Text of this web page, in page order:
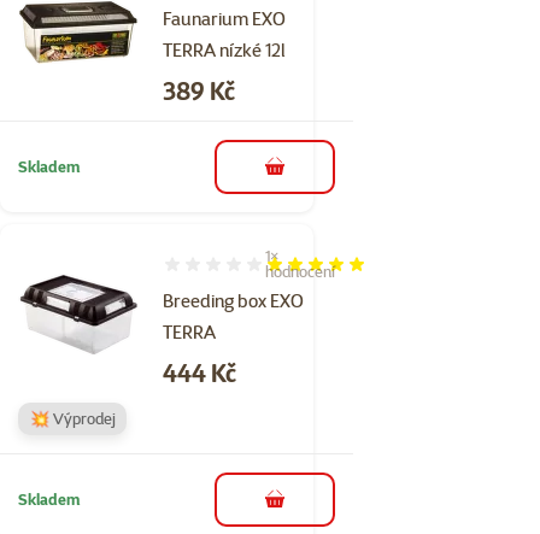
Faunarium EXO
TERRA nízké 12l
Cena
389 Kč
Skladem do košíku
Breeding box EXO
TERRA
Hodnocení 100%, počet hodnocení: 1
1×
hodnocení
Cena
444 Kč
💥 Výprodej
Skladem do košíku